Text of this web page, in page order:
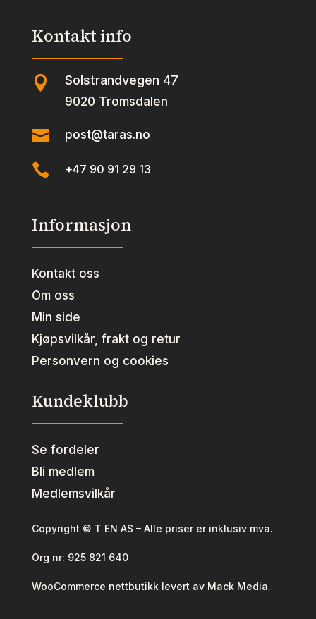
Kontakt info
 Solstrandvegen 47
9020 Tromsdalen
 post@taras.no
 +47 90 91 29 13
Informasjon
Kontakt oss
Om oss
Min side
Kjøpsvilkår, frakt og retur
Personvern og cookies
Kundeklubb
Se fordeler
Bli medlem
Medlemsvilkår
Copyright © T EN AS – Alle priser er inklusiv mva.
Org nr: 925 821 640
WooCommerce nettbutikk levert av Mack Media.